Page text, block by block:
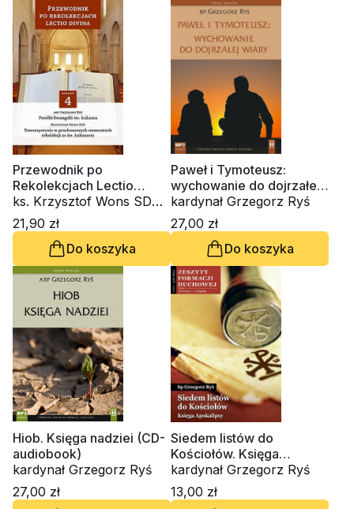
Przewodnik po
Rekolekcjach Lectio
Divina. Zeszyt 4
ks. Krzysztof Wons SDS,
21,90 zł
Do koszyka
Paweł i Tymoteusz:
wychowanie do dojrzałej
wiary (CD-audiobook)
kardynał Grzegorz Ryś
27,00 zł
Do koszyka
Hiob. Księga nadziei (CD-
audiobook)
kardynał Grzegorz Ryś
27,00 zł
Siedem listów do
Kościołów. Księga
Apokalipsy
kardynał Grzegorz Ryś
13,00 zł